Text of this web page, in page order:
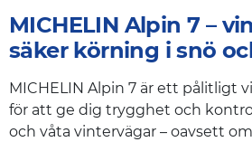
MICHELIN Alpin 7 –
säker körning i snö
MICHELIN Alpin 7 är ett pålitligt
för att ge dig trygghet och
och våta vintervägar – oavsett